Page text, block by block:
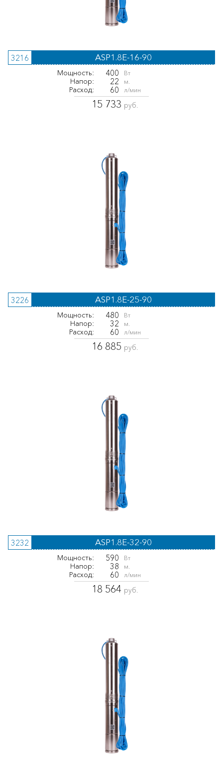
3216 ASP1.8E-16-90
Мощность: 400 Вт
Напор: 22 м.
Расход: 60 л/мин
15 733 руб.
3226 ASP1.8E-25-90
Мощность: 480 Вт
Напор: 32 м.
Расход: 60 л/мин
16 885 руб.
3232 ASP1.8E-32-90
Мощность: 590 Вт
Напор: 38 м.
Расход: 60 л/мин
18 564 руб.